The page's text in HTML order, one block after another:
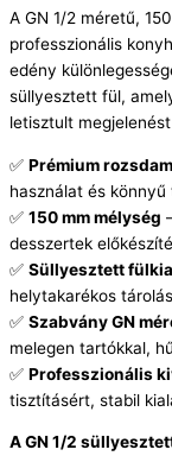
A GN 1/2 méretű,
professzionális
edény
süllyesztett fül,
letisztult
✅ Prémium
használat és
✅ 150 mm mélység
desszertek
✅ Süllyesztett
helytakarékos
✅ Szabvány GN
melegen tartókkal,
✅ Professzionális
tisztításért, stabil
A GN 1/2